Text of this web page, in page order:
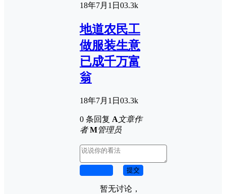
18年7月1日 03.3k
地道农民工
做服装生意
已成千万富
翁
18年7月1日 03.3k
0 条回复 A文章作
者 M管理员
提交
暂无讨论，